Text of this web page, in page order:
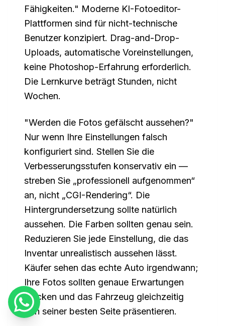
Fähigkeiten." Moderne KI-Fotoeditor-
Plattformen sind für nicht-technische
Benutzer konzipiert. Drag-and-Drop-
Uploads, automatische Voreinstellungen,
keine Photoshop-Erfahrung erforderlich.
Die Lernkurve beträgt Stunden, nicht
Wochen.
"Werden die Fotos gefälscht aussehen?"
Nur wenn Ihre Einstellungen falsch
konfiguriert sind. Stellen Sie die
Verbesserungsstufen konservativ ein —
streben Sie „professionell aufgenommen“
an, nicht „CGI-Rendering“. Die
Hintergrundersetzung sollte natürlich
aussehen. Die Farben sollten genau sein.
Reduzieren Sie jede Einstellung, die das
Inventar unrealistisch aussehen lässt.
Käufer sehen das echte Auto irgendwann;
Ihre Fotos sollten genaue Erwartungen
wecken und das Fahrzeug gleichzeitig
von seiner besten Seite präsentieren.